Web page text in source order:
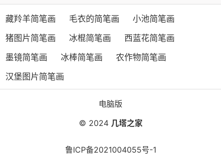
藏羚羊简笔画 毛衣的简笔画 小池简笔画
猪图片简笔画 冰棍简笔画 西蓝花简笔画
墨镜简笔画 冰棒简笔画 农作物简笔画
汉堡图片简笔画
电脑版
© 2024 几塔之家
鲁ICP备2021004055号-1